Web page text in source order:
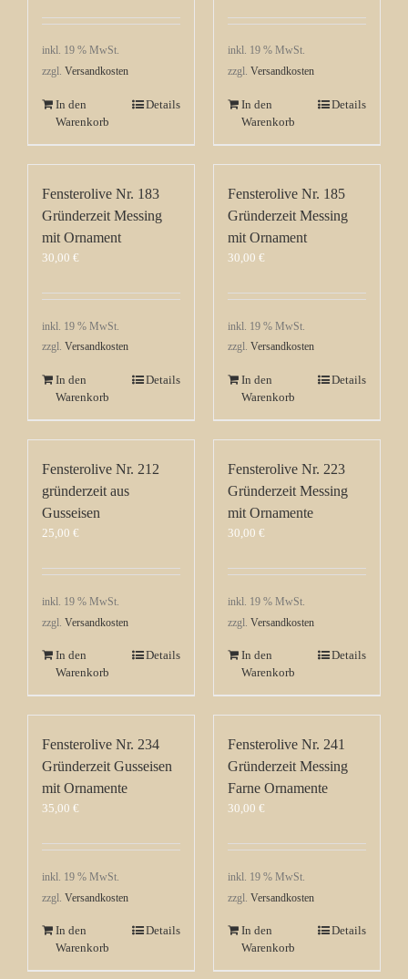
inkl. 19 % MwSt.
zzgl. Versandkosten
In den
Warenkorb
Details
inkl. 19 % MwSt.
zzgl. Versandkosten
In den
Warenkorb
Details
Fensterolive Nr. 183
Gründerzeit Messing
mit Ornament
30,00 €
inkl. 19 % MwSt.
zzgl. Versandkosten
In den
Warenkorb
Details
Fensterolive Nr. 185
Gründerzeit Messing
mit Ornament
30,00 €
inkl. 19 % MwSt.
zzgl. Versandkosten
In den
Warenkorb
Details
Fensterolive Nr. 212
gründerzeit aus
Gusseisen
25,00 €
inkl. 19 % MwSt.
zzgl. Versandkosten
In den
Warenkorb
Details
Fensterolive Nr. 223
Gründerzeit Messing
mit Ornamente
30,00 €
inkl. 19 % MwSt.
zzgl. Versandkosten
In den
Warenkorb
Details
Fensterolive Nr. 234
Gründerzeit Gusseisen
mit Ornamente
35,00 €
inkl. 19 % MwSt.
zzgl. Versandkosten
In den
Warenkorb
Details
Fensterolive Nr. 241
Gründerzeit Messing
Farne Ornamente
30,00 €
inkl. 19 % MwSt.
zzgl. Versandkosten
In den
Warenkorb
Details